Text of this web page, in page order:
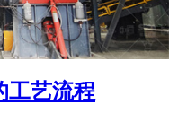
工艺流程